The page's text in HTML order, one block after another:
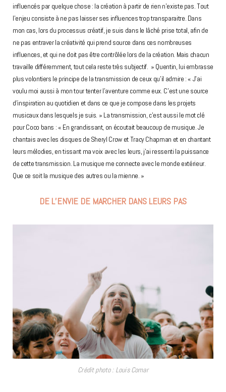
influencés par quelque chose : la création à partir de rien n’existe pas. Tout
l’enjeu consiste à ne pas laisser ses influences trop transparaitre. Dans
mon cas, lors du processus créatif, je suis dans le lâché prise total, afin de
ne pas entraver la créativité qui prend source dans ces nombreuses
influences, et qui ne doit pas être contrôlée lors de la création. Mais chacun
travaille différemment, tout cela reste très subjectif. » Quentin, lui embrasse
plus volontiers le principe de la transmission de ceux qu’il admire : « J’ai
voulu moi aussi à mon tour tenter l’aventure comme eux. C’est une source
d’inspiration au quotidien et dans ce que je compose dans les projets
musicaux dans lesquels je suis. » La transmission, c’est aussi le mot clé
pour Coco bans : « En grandissant, on écoutait beaucoup de musique. Je
chantais avec les disques de Sheryl Crow et Tracy Chapman et en chantant
leurs mélodies, en tissant ma voix avec les leurs, j’ai ressenti la puissance
de cette transmission. La musique me connecte avec le monde extérieur.
Que ce soit la musique des autres ou la mienne. »
DE L’ENVIE DE MARCHER DANS LEURS PAS
Crédit photo : Louis Comar